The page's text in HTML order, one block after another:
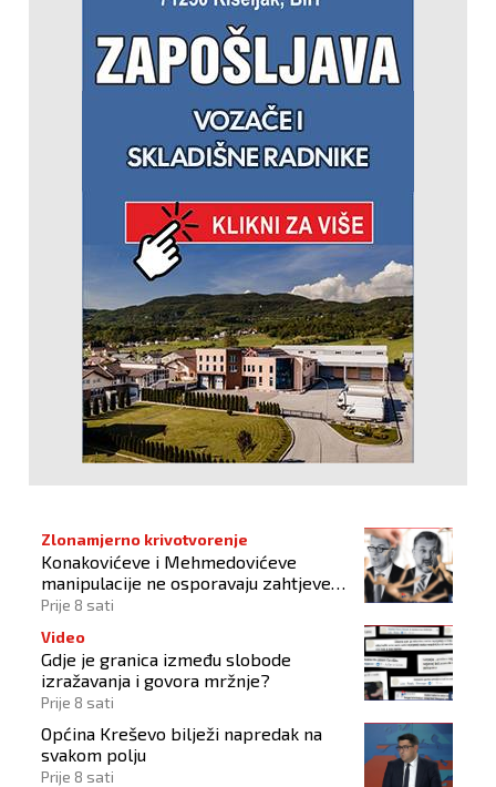
Zlonamjerno krivotvorenje
Konakovićeve i Mehmedovićeve
manipulacije ne osporavaju zahtjeve
Hrvata
Prije 8 sati
Video
Gdje je granica između slobode
izražavanja i govora mržnje?
Prije 8 sati
Općina Kreševo bilježi napredak na
svakom polju
Prije 8 sati